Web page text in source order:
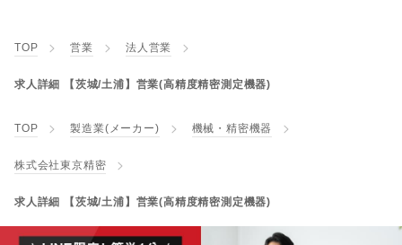
TOP 営業 法人営業
求人詳細 【茨城/土浦】営業(高精度精密測定機器)
TOP 製造業(メーカー) 機械・精密機器
株式会社東京精密
求人詳細 【茨城/土浦】営業(高精度精密測定機器)